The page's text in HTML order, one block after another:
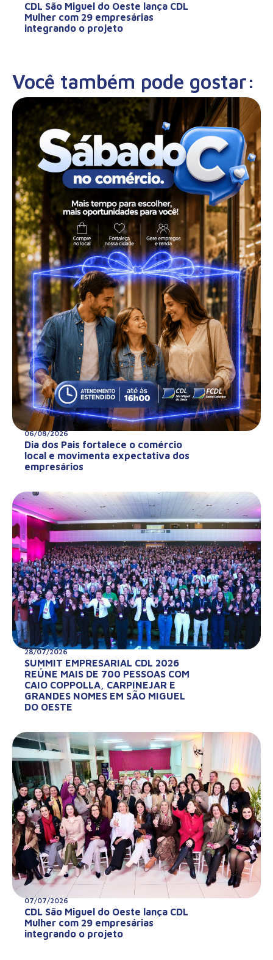
CDL São Miguel do Oeste lança CDL
Mulher com 29 empresárias
integrando o projeto
Você também pode gostar:
06/08/2026
Dia dos Pais fortalece o comércio
local e movimenta expectativa dos
empresários
28/07/2026
SUMMIT EMPRESARIAL CDL 2026
REÚNE MAIS DE 700 PESSOAS COM
CAIO COPPOLLA, CARPINEJAR E
GRANDES NOMES EM SÃO MIGUEL
DO OESTE
07/07/2026
CDL São Miguel do Oeste lança CDL
Mulher com 29 empresárias
integrando o projeto